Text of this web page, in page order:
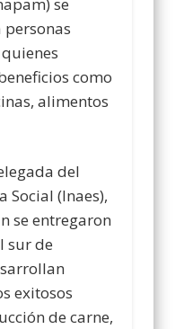
como
alimentos
del
Social (Inaes),
se entregaron
sur de
exitosos
de carne,